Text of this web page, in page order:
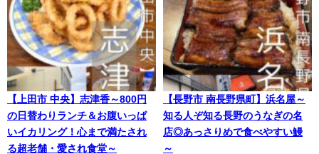
【上田市 中央】志津香～800円
の日替わりランチ＆お腹いっぱ
いイカリング！心まで満たされ
る超老舗・愛され食堂～
【長野市 南長野県町】浜名屋～
知る人ぞ知る長野のうなぎの名
店◎あっさりめで食べやすい鰻
～